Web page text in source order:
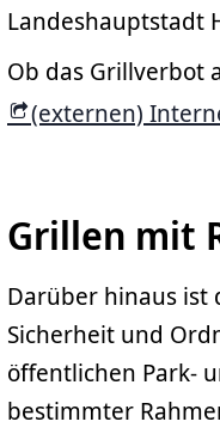
Landeshauptstadt
Ob das Grillverbot
(externen)
Grillen mit
Darüber hinaus ist
Sicherheit und
öffentlichen Park-
bestimmter